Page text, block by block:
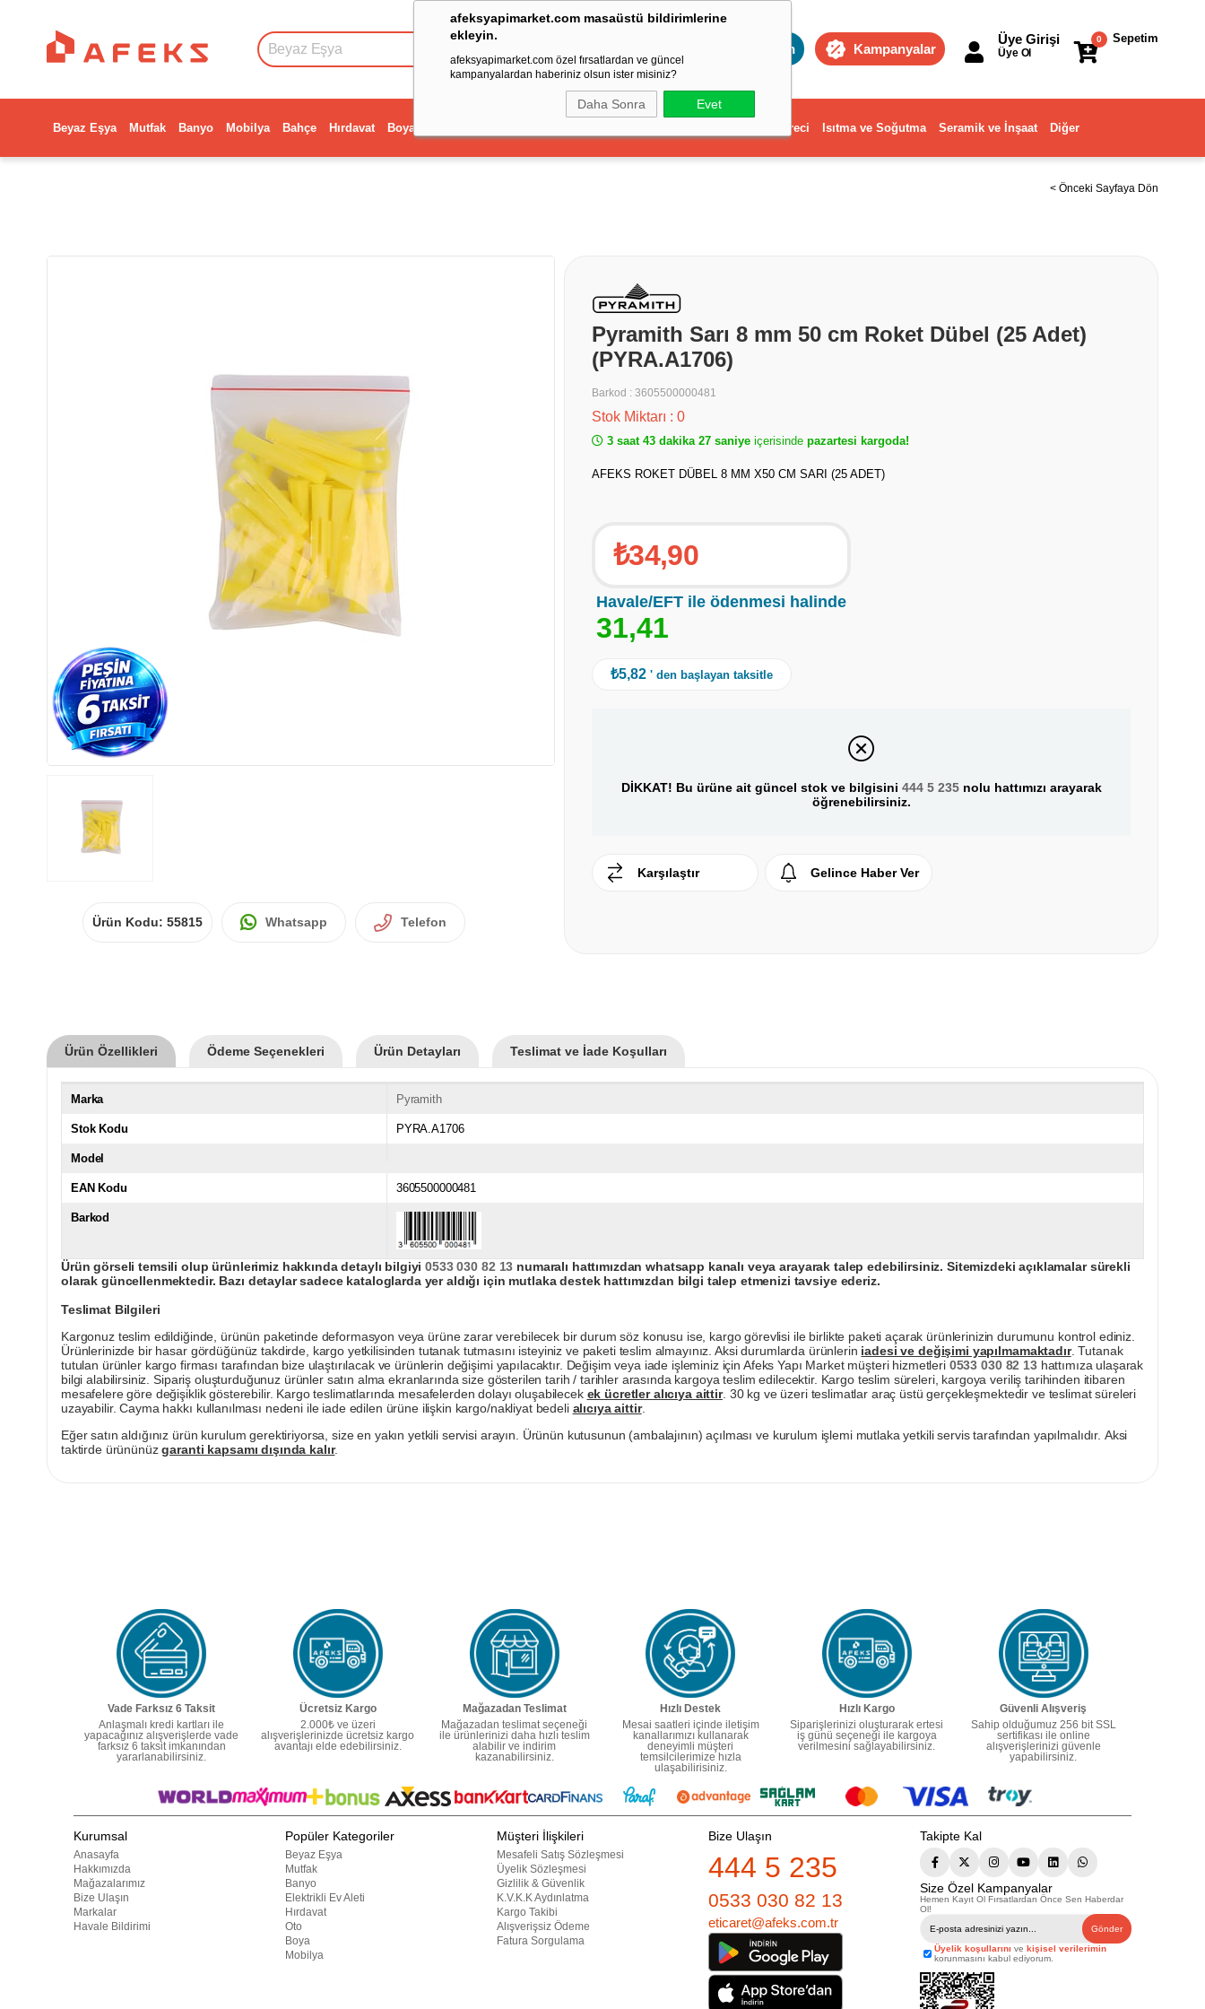
afeksyapimarket.com masaüstü bildirimlerine
ekleyin.
afeksyapimarket.com özel fırsatlardan ve güncel
kampanyalardan haberiniz olsun ister misiniz?
Daha Sonra Evet
Toptan Kampanyalar
Sepetim
0
Üye Girişi
Üye Ol
Beyaz Eşya Mutfak Banyo Mobilya Bahçe Hırdavat Boya Dekorasyon ve Ev Gereci Isıtma ve Soğutma Seramik ve İnşaat Diğer
< Önceki Sayfaya Dön
Ürün Kodu: 55815 Whatsapp Telefon
Pyramith Sarı 8 mm 50 cm Roket Dübel (25 Adet)
(PYRA.A1706)
Barkod : 3605500000481
Stok Miktarı : 0
3 saat 43 dakika 27 saniye içerisinde pazartesi kargoda!
AFEKS ROKET DÜBEL 8 MM X50 CM SARI (25 ADET)
₺34,90
Havale/EFT ile ödenmesi halinde
31,41
₺5,82 ' den başlayan taksitle
DİKKAT! Bu ürüne ait güncel stok ve bilgisini 444 5 235nolu hattımızı arayarak
öğrenebilirsiniz.
Karşılaştır Gelince Haber Ver
Ürün Özellikleri Ödeme Seçenekleri Ürün Detayları Teslimat ve İade Koşulları
Marka Pyramith
Stok Kodu PYRA.A1706
Model
EAN Kodu 3605500000481
Barkod
Ürün görseli temsili olup ürünlerimiz hakkında detaylı bilgiyi0533 030 82 13 numaralı hattımızdan whatsapp kanalı veya arayarak talep edebilirsiniz. Sitemizdeki açıklamalar sürekli
olarak güncellenmektedir. Bazı detaylar sadece kataloglarda yer aldığı için mutlaka destek hattımızdan bilgi talep etmenizi tavsiye ederiz.
Teslimat Bilgileri
Kargonuz teslim edildiğinde, ürünün paketinde deformasyon veya ürüne zarar verebilecek bir durum söz konusu ise, kargo görevlisi ile birlikte paketi açarak ürünlerinizin durumunu kontrol ediniz.
Ürünlerinizde bir hasar gördüğünüz takdirde, kargo yetkilisinden tutanak tutmasını isteyiniz ve paketi teslim almayınız. Aksi durumlarda ürünlerin iadesi ve değişimi yapılmamaktadır. Tutanak
tutulan ürünler kargo firması tarafından bize ulaştırılacak ve ürünlerin değişimi yapılacaktır. Değişim veya iade işleminiz için Afeks Yapı Market müşteri hizmetleri 0533 030 82 13hattımıza ulaşarak
bilgi alabilirsiniz. Sipariş oluşturduğunuz ürünler satın alma ekranlarında size gösterilen tarih / tarihler arasında kargoya teslim edilecektir. Kargo teslim süreleri, kargoya veriliş tarihinden itibaren
mesafelere göre değişiklik gösterebilir. Kargo teslimatlarında mesafelerden dolayı oluşabilecek ek ücretler alıcıya aittir. 30 kg ve üzeri teslimatlar araç üstü gerçekleşmektedir ve teslimat süreleri
uzayabilir. Cayma hakkı kullanılması nedeni ile iade edilen ürüne ilişkin kargo/nakliyat bedeli alıcıya aittir.
Eğer satın aldığınız ürün kurulum gerektiriyorsa, size en yakın yetkili servisi arayın. Ürünün kutusunun (ambalajının) açılması ve kurulum işlemi mutlaka yetkili servis tarafından yapılmalıdır. Aksi
taktirde ürününüzgaranti kapsamı dışında kalır.
Vade Farksız 6 Taksit
Anlaşmalı kredi kartları ile
yapacağınız alışverişlerde vade
farksız 6 taksit imkanından
yararlanabilirsiniz.
Ücretsiz Kargo
2.000₺ ve üzeri
alışverişlerinizde ücretsiz kargo
avantajı elde edebilirsiniz.
Mağazadan Teslimat
Mağazadan teslimat seçeneği
ile ürünlerinizi daha hızlı teslim
alabilir ve indirim
kazanabilirsiniz.
Hızlı Destek
Mesai saatleri içinde iletişim
kanallarımızı kullanarak
deneyimli müşteri
temsilcilerimize hızla
ulaşabilirisiniz.
Hızlı Kargo
Siparişlerinizi oluşturarak ertesi
iş günü seçeneği ile kargoya
verilmesini sağlayabilirsiniz.
Güvenli Alışveriş
Sahip olduğumuz 256 bit SSL
sertifikası ile online
alışverişlerinizi güvenle
yapabilirsiniz.
Kurumsal
Anasayfa
Hakkımızda
Mağazalarımız
Bize Ulaşın
Markalar
Havale Bildirimi
Popüler Kategoriler
Beyaz Eşya
Mutfak
Banyo
Elektrikli Ev Aleti
Hırdavat
Oto
Boya
Mobilya
Müşteri İlişkileri
Mesafeli Satış Sözleşmesi
Üyelik Sözleşmesi
Gizlilik & Güvenlik
K.V.K.K Aydınlatma
Kargo Takibi
Alışverişsiz Ödeme
Fatura Sorgulama
Bize Ulaşın
444 5 235
0533 030 82 13
eticaret@afeks.com.tr
Takipte Kal
Size Özel Kampanyalar
Hemen Kayıt Ol Fırsatlardan Önce Sen Haberdar
Ol!
Gönder
Üyelik koşullarını ve kişisel verilerimin
korunmasını kabul ediyorum.